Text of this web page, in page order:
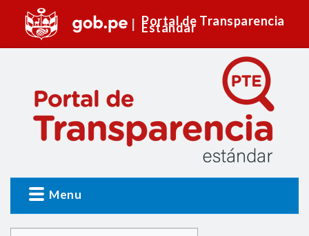
Portal de Transparencia
Estándar
Menu